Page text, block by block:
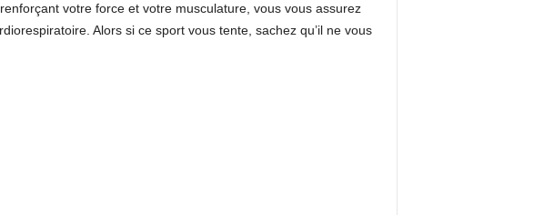
votre force et votre musculature, vous vous assurez
Alors si ce sport vous tente, sachez qu’il ne vous